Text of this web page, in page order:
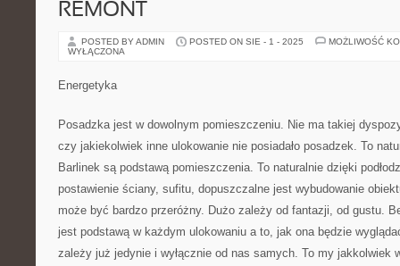
REMONT
POSTED BY ADMIN POSTED ON SIE - 1 - 2025
MOŻLIWOŚĆ
WYŁĄCZONA
Energetyka
Posadzka jest w dowolnym pomieszczeniu. Nie ma takiej
czy jakiekolwiek inne ulokowanie nie posiadało posadzek. To
Barlinek są podstawą pomieszczenia. To naturalnie dzięki
postawienie ściany, sufitu, dopuszczalne jest wybudowanie
może być bardzo przeróżny. Dużo zależy od fantazji, od gustu.
jest podstawą w każdym ulokowaniu a to, jak ona będzie
zależy już jedynie i wyłącznie od nas samych. To my jakkolwiek